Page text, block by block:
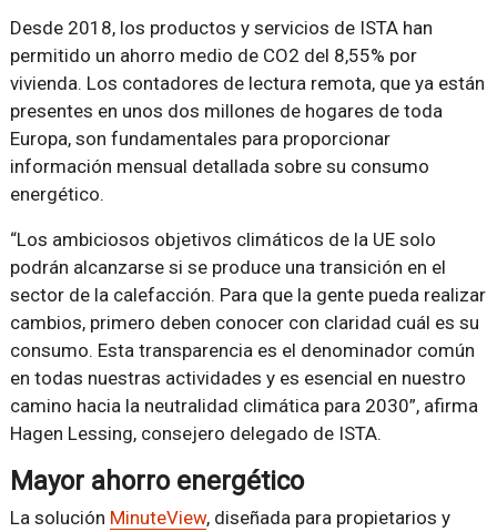
Desde 2018, los productos y servicios de ISTA han
permitido un ahorro medio de CO2 del 8,55% por
vivienda. Los contadores de lectura remota, que ya están
presentes en unos dos millones de hogares de toda
Europa, son fundamentales para proporcionar
información mensual detallada sobre su consumo
energético.
“Los ambiciosos objetivos climáticos de la UE solo
podrán alcanzarse si se produce una transición en el
sector de la calefacción. Para que la gente pueda realizar
cambios, primero deben conocer con claridad cuál es su
consumo. Esta transparencia es el denominador común
en todas nuestras actividades y es esencial en nuestro
camino hacia la neutralidad climática para 2030”, afirma
Hagen Lessing, consejero delegado de ISTA.
Mayor ahorro energético
La solución MinuteView, diseñada para propietarios y